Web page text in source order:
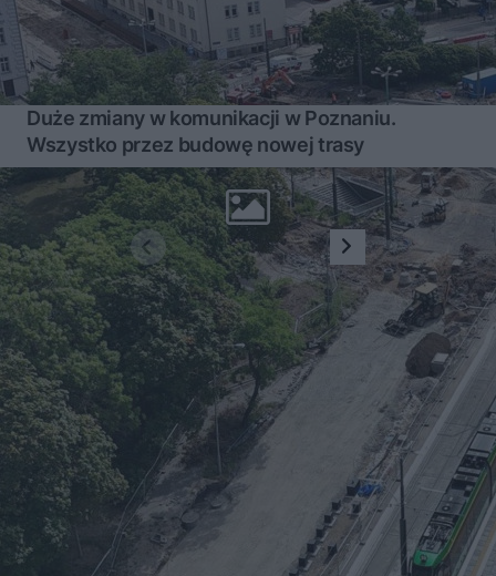
Duże zmiany w komunikacji w Poznaniu.
Wszystko przez budowę nowej trasy
1 2 ... 100
Żaden utwór zamieszczony w serwisie nie może być powielany i
rozpowszechniany lub dalej rozpowszechniany w jakikolwiek sposób
(w tym także elektroniczny lub mechaniczny) na jakimkolwiek polu
eksploatacji w jakiejkolwiek formie, włącznie z umieszczaniem w
Internecie bez pisemnej zgody właściciela praw. Jakiekolwiek użycie
lub wykorzystanie utworów w całości lub w części z naruszeniem
prawa, tzn. bez właściwej zgody, jest zabronione pod groźbą kary i
może być ścigane prawnie.